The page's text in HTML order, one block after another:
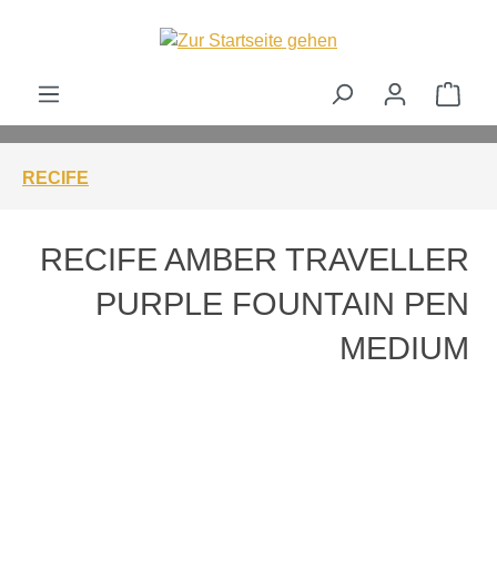
RECIFE
RECIFE AMBER TRAVELLER
PURPLE FOUNTAIN PEN
MEDIUM